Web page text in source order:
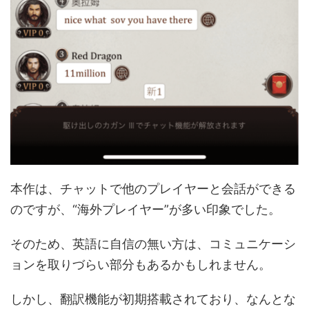
本作は、チャットで他のプレイヤーと会話ができる
のですが、“海外プレイヤー”が多い印象でした。
そのため、英語に自信の無い方は、コミュニケーシ
ョンを取りづらい部分もあるかもしれません。
しかし、翻訳機能が初期搭載されており、なんとな